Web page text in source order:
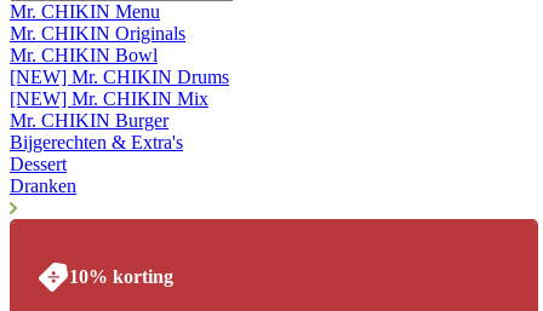
Mr. CHIKIN Menu
Mr. CHIKIN Originals
Mr. CHIKIN Bowl
[NEW] Mr. CHIKIN Drums
[NEW] Mr. CHIKIN Mix
Mr. CHIKIN Burger
Bijgerechten & Extra's
Dessert
Dranken
10% korting